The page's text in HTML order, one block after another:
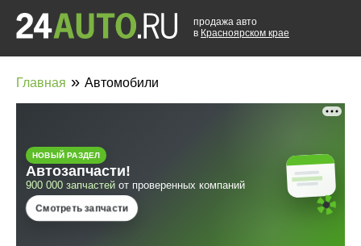
продажа авто
в Красноярском крае
Главная » Автомобили